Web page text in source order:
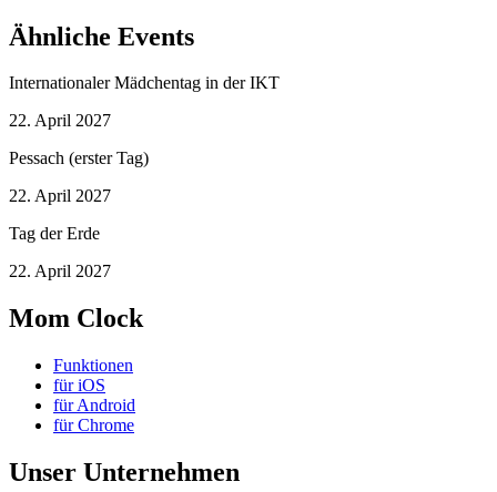
Ähnliche Events
Internationaler Mädchentag in der IKT
22. April 2027
Pessach (erster Tag)
22. April 2027
Tag der Erde
22. April 2027
Mom Clock
Funktionen
für iOS
für Android
für Chrome
Unser Unternehmen